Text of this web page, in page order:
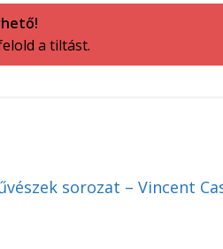
a tiltást.
sorozat – Vincent